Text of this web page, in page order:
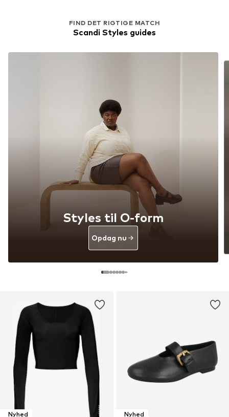
Nyhed
Nyhed
FIND DET RIGTIGE MATCH
Scandi Styles guides
Styles til O-form
Opdag nu